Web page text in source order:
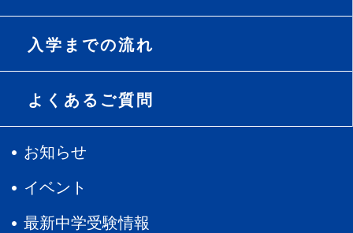
入学までの流れ
よくあるご質問
お知らせ
イベント
最新中学受験情報